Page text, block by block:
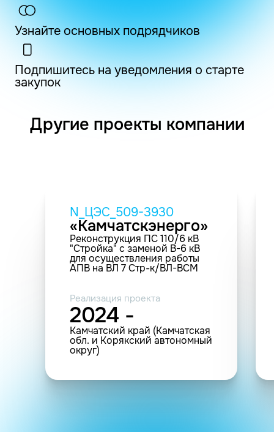
Узнайте основных подрядчиков
Подпишитесь на уведомления о старте
закупок
Другие проекты компании
N_ЦЭС_509-3930
«Камчатскэнерго»
Реконструкция ПС 110/6 кВ
"Стройка" с заменой В-6 кВ
для осуществления работы
АПВ на ВЛ 7 Стр-к/ВЛ-ВСМ
Реализация проекта
2024 -
Камчатский край (Камчатская
обл. и Корякский автономный
округ)